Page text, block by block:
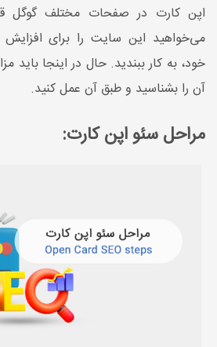
اپن کارت در صفحات مختلف گوگل
می‌خواهید این سایت را برای
خود، به کار ببندید. حال در اینجا باید
آن را بشناسید و طبق آن عمل کنید.
مراحل سئو اپن کارت: